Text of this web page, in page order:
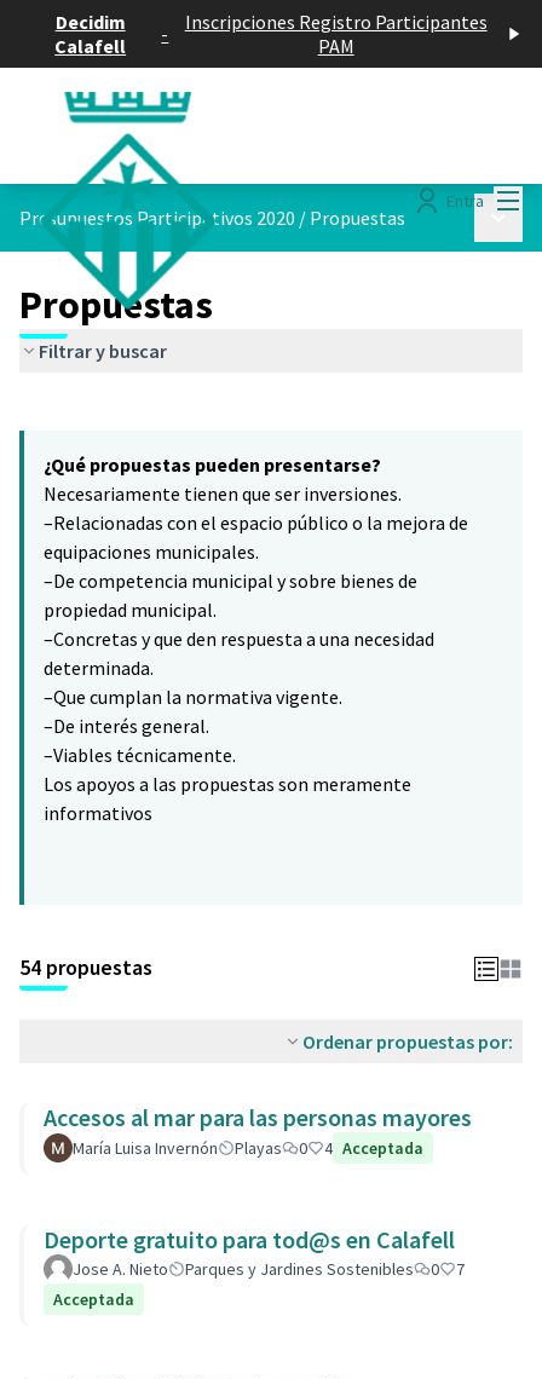
Decidim
Calafell
-
Inscripciones Registro Participantes
PAM
Entra
Presupuestos Participativos 2020 / Propuestas
Propuestas
Filtrar y buscar
−
¿Qué propuestas pueden presentarse?
Necesariamente tienen que ser inversiones.
–Relacionadas con el espacio público o la mejora de
equipaciones municipales.
–De competencia municipal y sobre bienes de
propiedad municipal.
–Concretas y que den respuesta a una necesidad
determinada.
–Que cumplan la normativa vigente.
–De interés general.
–Viables técnicamente.
Los apoyos a las propuestas son meramente
informativos
54 propuestas
Ordenar propuestas por:
Accesos al mar para las personas mayores
María Luisa Invernón Playas 0 4 Acceptada
Deporte gratuito para tod@s en Calafell
Jose A. Nieto Parques y Jardines Sostenibles 0
7
Acceptada